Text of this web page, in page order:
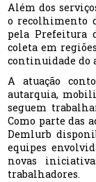
Além dos
o recolhimento
pela Prefeitura
coleta em
continuidade do
A atuação
autarquia,
seguem
Como parte das
Demlurb
equipes
novas
trabalhadores.